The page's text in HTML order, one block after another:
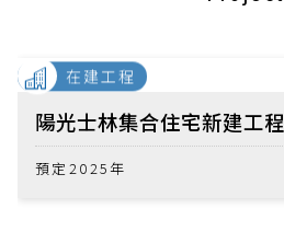
陽光士林集合住宅新建工程
在建工程
預定2025年